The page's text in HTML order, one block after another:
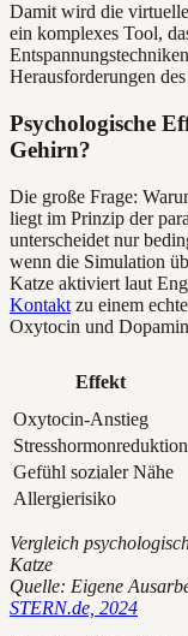
Damit wird die
ein komplexes Tool,
Herausforderungen
Psychologische
Gehirn?
Die große Frage:
liegt im Prinzip der
unterscheidet nur
wenn die Simulation
Katze aktiviert laut
Kontakt zu einem
Oxytocin und
Effekt
Oxytocin-Anstieg
Stresshormonreduktion
Gefühl sozialer Nähe
Allergierisiko
Vergleich
Katze
Quelle: Eigene
STERN.de, 2024